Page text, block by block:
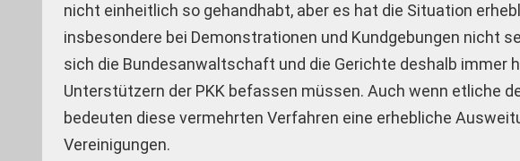
nicht einheitlich so gehandhabt, aber es hat die Situation
insbesondere bei Demonstrationen und Kundgebungen nicht
sich die Bundesanwaltschaft und die Gerichte deshalb immer
Unterstützern der PKK befassen müssen. Auch wenn etliche
bedeuten diese vermehrten Verfahren eine erhebliche
Vereinigungen.